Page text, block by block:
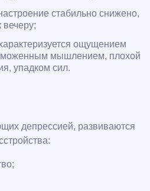
стабильно снижено,
вечеру;
ощущением
мышлением, плохой
упадком сил.
депрессией, развиваются